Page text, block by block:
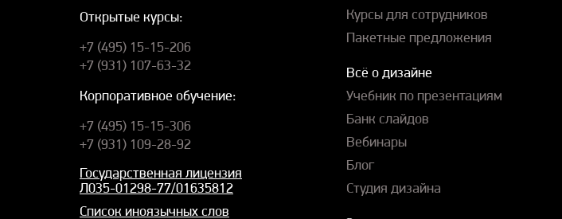
Открытые курсы:
+7 (495) 15-15-206
+7 (931) 107-63-32
Корпоративное обучение:
+7 (495) 15-15-306
+7 (931) 109-28-92
Государственная лицензия
Л035-01298-77/01635812
Список иноязычных слов
Курсы для сотрудников
Пакетные предложения
Всё о дизайне
Учебник по презентациям
Банк слайдов
Вебинары
Блог
Студия дизайна